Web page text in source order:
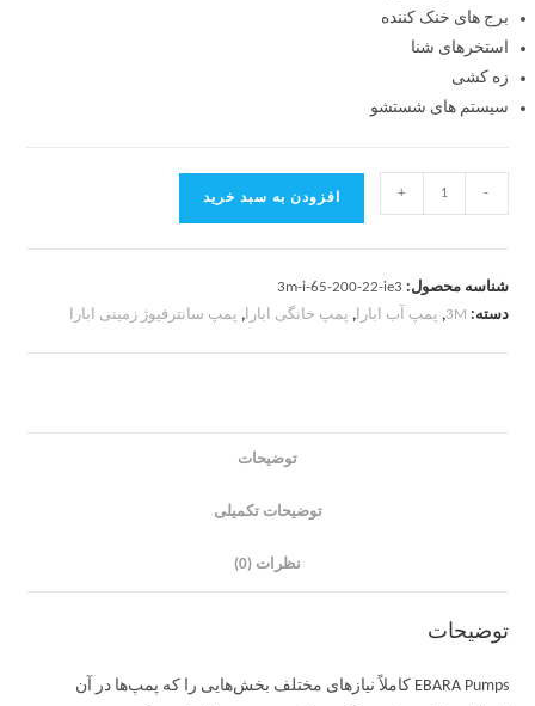
برج های خنک کننده
استخرهای شنا
زه کشی
سیستم های شستشو
-
+ افزودن به سبد خرید
شناسه محصول: 3m-i-65-200-22-ie3
دسته: 3M
, پمپ آب ابارا, پمپ خانگی ابارا, پمپ سانترفیوژ زمینی ابارا
توضیحات
توضیحات تکمیلی
نظرات (0)
توضیحات
EBARA Pumps کاملاً نیازهای مختلف بخش‌هایی را که پمپ‌ها در آن